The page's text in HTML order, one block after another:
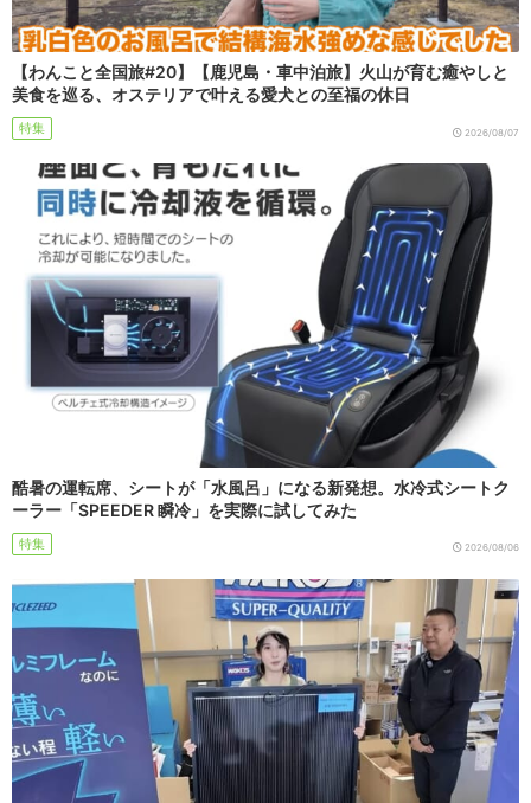
【わんこと全国旅#20】【鹿児島・車中泊旅】火山が育む癒やしと
美食を巡る、オステリアで叶える愛犬との至福の休日
特集 2026/08/07
酷暑の運転席、シートが「水風呂」になる新発想。水冷式シートク
ーラー「SPEEDER 瞬冷」を実際に試してみた
特集 2026/08/06